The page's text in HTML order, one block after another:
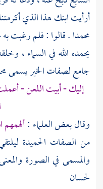
أرأيت ابنك هذا الذي
محمدا. قالوا : فلم رغبت
يحمده الله في السماء ،
جامع لصفات الخير يسمى
إليك - أبيت اللعن -
وقال بعض العلماء :
من الصفات الحميدة
والمسمى في الصورة
لحسان